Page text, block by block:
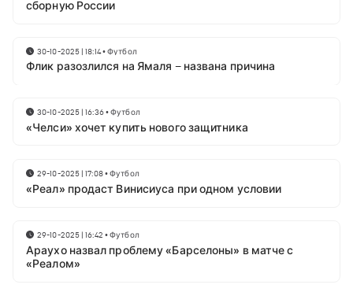
сборную России
30-10-2025 | 18:14•Футбол
Флик разозлился на Ямаля – названа причина
30-10-2025 | 16:36•Футбол
«Челси» хочет купить нового защитника
29-10-2025 | 17:08•Футбол
«Реал» продаст Винисиуса при одном условии
29-10-2025 | 16:42 •Футбол
Араухо назвал проблему «Барселоны» в матче с
«Реалом»